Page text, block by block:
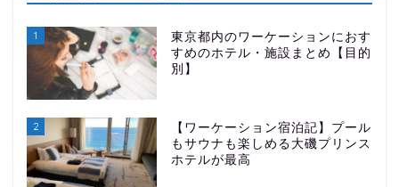
1
東京都内のワーケーションにおす
すめのホテル・施設まとめ【目的
別】
2
【ワーケーション宿泊記】プール
もサウナも楽しめる大磯プリンス
ホテルが最高